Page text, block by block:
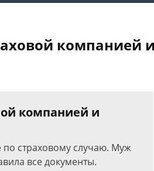
компанией
компанией и
по страховому случаю. Муж
все документы.